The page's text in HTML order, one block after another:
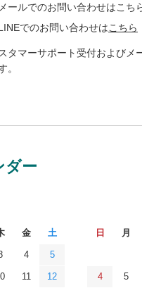
メールでのお問い合わせはこ
でのお問い合わせはこちら
タマーサポート受付およびメ
。
ダー
金 土
4 5
11 12
日 月
4 5